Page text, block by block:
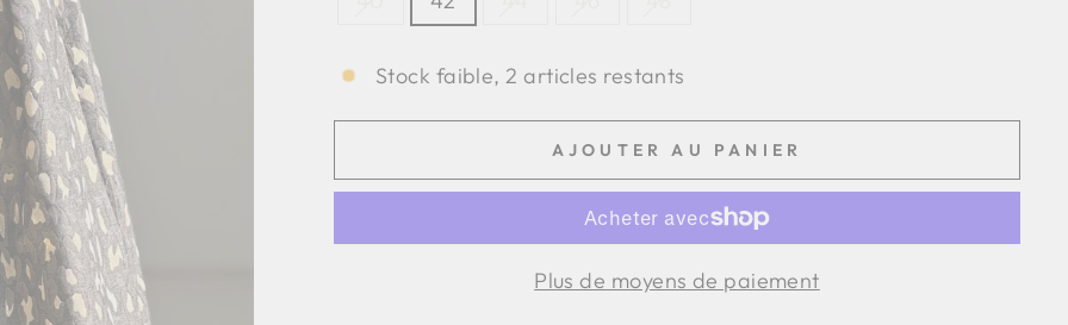
Stock faible, 2 articles restants
AJOUTER AU PANIER
Plus de moyens de paiement